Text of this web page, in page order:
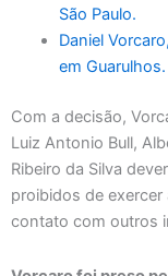
São Paulo.
Daniel
em Guarulhos.
Com a decisão,
Luiz Antonio Bull,
Ribeiro da Silva
proibidos de
contato com outros